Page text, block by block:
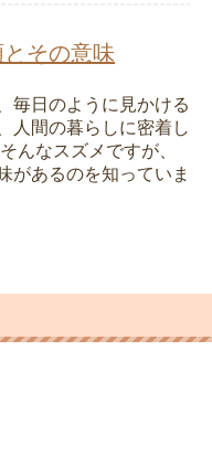
その意味
毎日のように見かける
人間の暮らしに密着し
んなスズメですが、
があるのを知っていま